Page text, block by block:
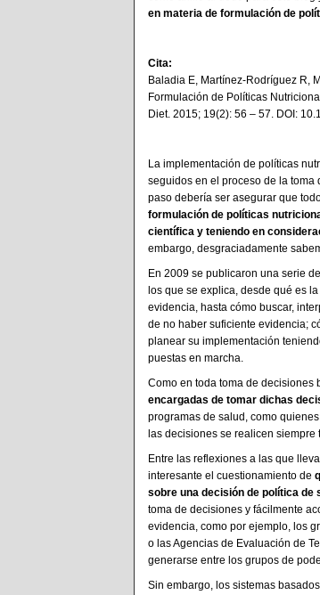
en materia de formulación de
Cita:
Baladia E, Martínez-Rodríguez R,
Formulación de Políticas
Diet. 2015; 19(2): 56 – 57. DOI:
La implementación de políticas
seguidos en el proceso de la toma
paso debería ser asegurar que
formulación de políticas
científica y teniendo en
embargo, desgraciadamente
En 2009 se publicaron una serie
los que se explica, desde qué es
evidencia, hasta cómo buscar,
de no haber suficiente evidencia;
planear su implementación
puestas en marcha.
Como en toda toma de decisiones
encargadas de tomar dichas
programas de salud, como
las decisiones se realicen
Entre las reflexiones a las que
interesante el cuestionamiento de
sobre una decisión de política de
toma de decisiones y fácilmente
evidencia, como por ejemplo, los
o las Agencias de Evaluación de
generarse entre los grupos de
Sin embargo, los sistemas